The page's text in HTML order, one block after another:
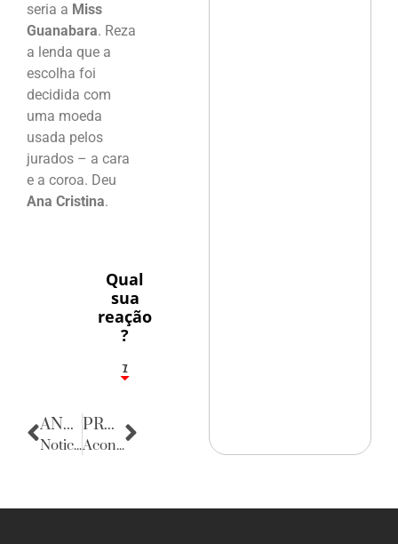
seria a Miss
Guanabara. Reza
a lenda que a
escolha foi
decidida com
uma moeda
usada pelos
jurados – a cara
e a coroa. Deu
Ana Cristina.
Qual
sua
reação
?
1
7
ANTERIOR
Noticias da Alemanha
PRÓXIMA
Acontecencias